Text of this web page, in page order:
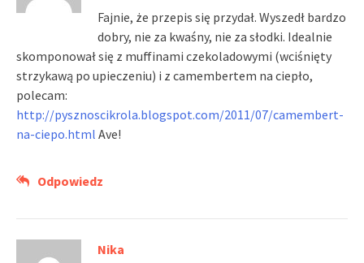
Fajnie, że przepis się przydał. Wyszedł bardzo
dobry, nie za kwaśny, nie za słodki. Idealnie
skomponował się z muffinami czekoladowymi (wciśnięty
strzykawą po upieczeniu) i z camembertem na ciepło,
polecam:
http://pysznoscikrola.blogspot.com/2011/07/camembert-
na-ciepo.html Ave!
Odpowiedz
Nika